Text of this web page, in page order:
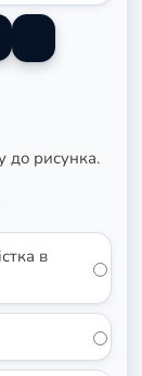
до рисунка.
в